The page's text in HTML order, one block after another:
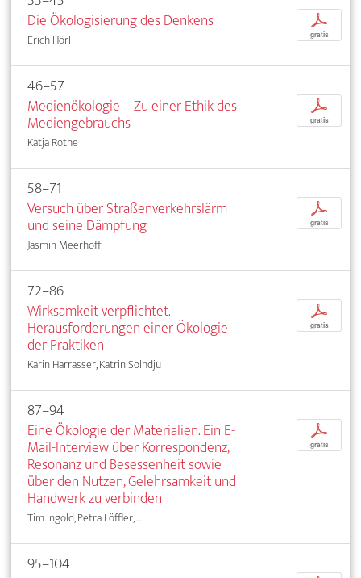
Die Ökologisierung des Denkens
Erich Hörl
p
gratis
46–57
Medienökologie – Zu einer Ethik des
Mediengebrauchs
Katja Rothe
p
gratis
58–71
Versuch über Straßenverkehrslärm
und seine Dämpfung
Jasmin Meerhoff
p
gratis
72–86
Wirksamkeit verpflichtet.
Herausforderungen einer Ökologie
der Praktiken
Karin Harrasser, Katrin Solhdju
p
gratis
87–94
Eine Ökologie der Materialien. Ein E-
Mail-Interview über Korrespondenz,
Resonanz und Besessenheit sowie
über den Nutzen, Gelehrsamkeit und
Handwerk zu verbinden
Tim Ingold, Petra Löffler, ...
p
gratis
95–104